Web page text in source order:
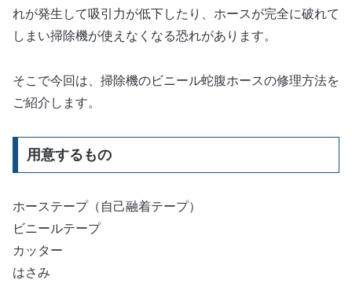
れが発生して吸引力が低下したり、ホースが完全に破れて
しまい掃除機が使えなくなる恐れがあります。
そこで今回は、掃除機のビニール蛇腹ホースの修理方法を
ご紹介します。
用意するもの
ホーステープ（自己融着テープ）
ビニールテープ
カッター
はさみ